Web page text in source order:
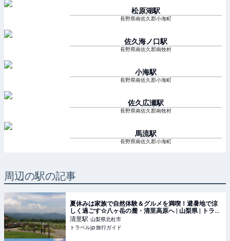
松原湖駅
長野県南佐久郡小海町
佐久海ノ口駅
長野県南佐久郡南牧村
小海駅
長野県南佐久郡小海町
佐久広瀬駅
長野県南佐久郡南牧村
馬流駅
長野県南佐久郡小海町
周辺の駅の記事
夏休みは家族で自然体験＆グルメを満喫！避暑地で涼
しく過ごす☆八ヶ岳の麓・清里高原へ | 山梨県 | トラベ
ルjp 旅行ガイド
清里駅 山梨県北杜市
トラベルjp 旅行ガイド